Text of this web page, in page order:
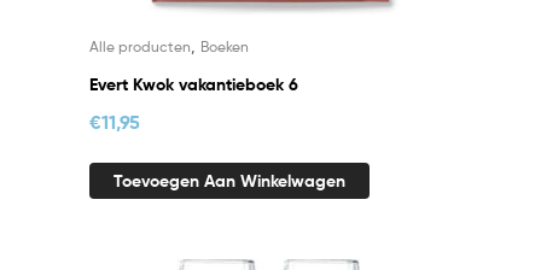
Alle producten, Boeken
Evert Kwok vakantieboek 6
€11,95
Toevoegen Aan Winkelwagen